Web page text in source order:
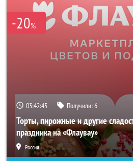
-20%
03:42:42 Получили:6
Торты, пирожные и другие
праздника на «Флаувау»
Россия